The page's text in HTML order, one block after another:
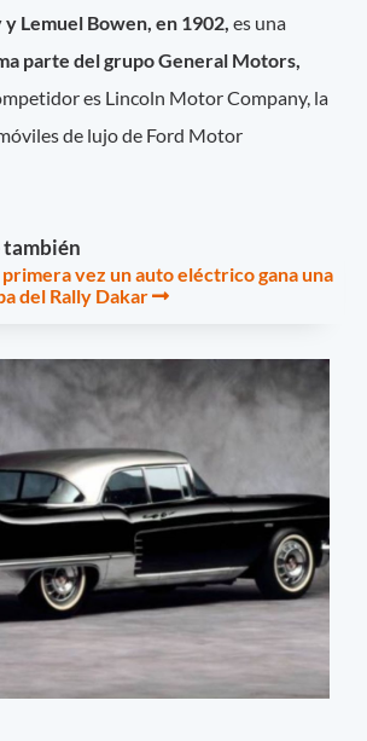
Lemuel Bowen, en 1902, es una
parte del grupo General Motors,
es Lincoln Motor Company, la
de lujo de Ford Motor
también
vez un auto eléctrico gana una
del Rally Dakar